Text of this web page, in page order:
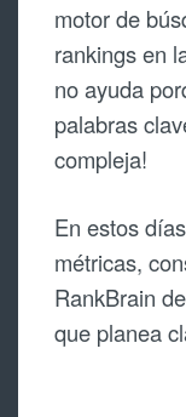
motor de
rankings en
no ayuda
palabras
compleja!
En estos
métricas,
RankBrain
que planea